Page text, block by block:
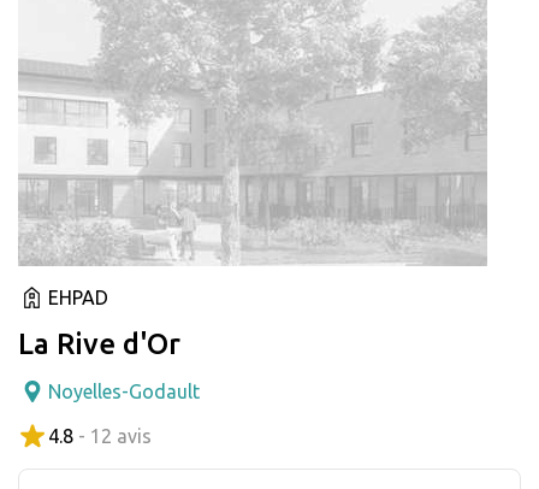
EHPAD
La Rive d'Or
Noyelles-Godault
4.8 - 12 avis